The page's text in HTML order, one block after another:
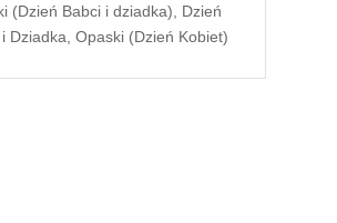
(Dzień Babci i dziadka)
Dzień
Dziadka Opaski (Dzień Kobiet)